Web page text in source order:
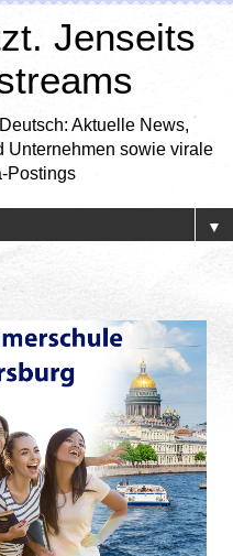
Jenseits
Aktuelle News,
Unternehmen sowie virale
Postings
▼